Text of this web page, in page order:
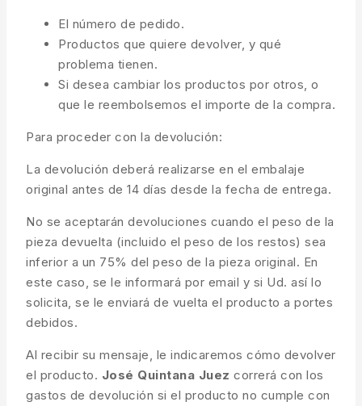
El número de pedido.
Productos que quiere devolver, y qué
problema tienen.
Si desea cambiar los productos por otros, o
que le reembolsemos el importe de la compra.
Para proceder con la devolución:
La devolución deberá realizarse en el embalaje
original antes de 14 días desde la fecha de entrega.
No se aceptarán devoluciones cuando el peso de la
pieza devuelta (incluido el peso de los restos) sea
inferior a un 75% del peso de la pieza original. En
este caso, se le informará por email y si Ud. así lo
solicita, se le enviará de vuelta el producto a portes
debidos.
Al recibir su mensaje, le indicaremos cómo devolver
el producto. José Quintana Juez correrá con los
gastos de devolución si el producto no cumple con